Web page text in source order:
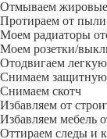
Отмываем
Протираем от
Моем радиаторы
Моем розетки/
Отодвигаем
Снимаем защитную
Снимаем скотч
Избавляем от
Избавляем мебель
Оттираем следы и